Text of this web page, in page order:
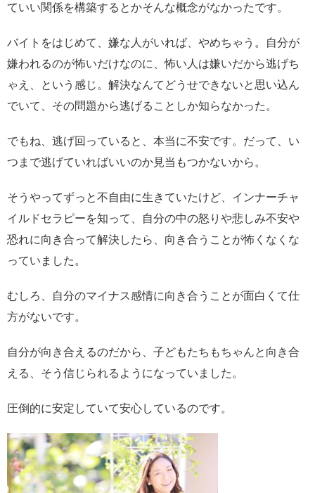
ていい関係を構築するとかそんな概念がなかったです。
バイトをはじめて、嫌な人がいれば、やめちゃう。自分が
嫌われるのが怖いだけなのに、怖い人は嫌いだから逃げち
ゃえ、という感じ。解決なんてどうせできないと思い込ん
でいて、その問題から逃げることしか知らなかった。
でもね、逃げ回っていると、本当に不安です。だって、い
つまで逃げていればいいのか見当もつかないから。
そうやってずっと不自由に生きていたけど、インナーチャ
イルドセラピーを知って、自分の中の怒りや悲しみ不安や
恐れに向き合って解決したら、向き合うことが怖くなくな
っていました。
むしろ、自分のマイナス感情に向き合うことが面白くて仕
方がないです。
自分が向き合えるのだから、子どもたちもちゃんと向き合
える、そう信じられるようになっていました。
圧倒的に安定していて安心しているのです。